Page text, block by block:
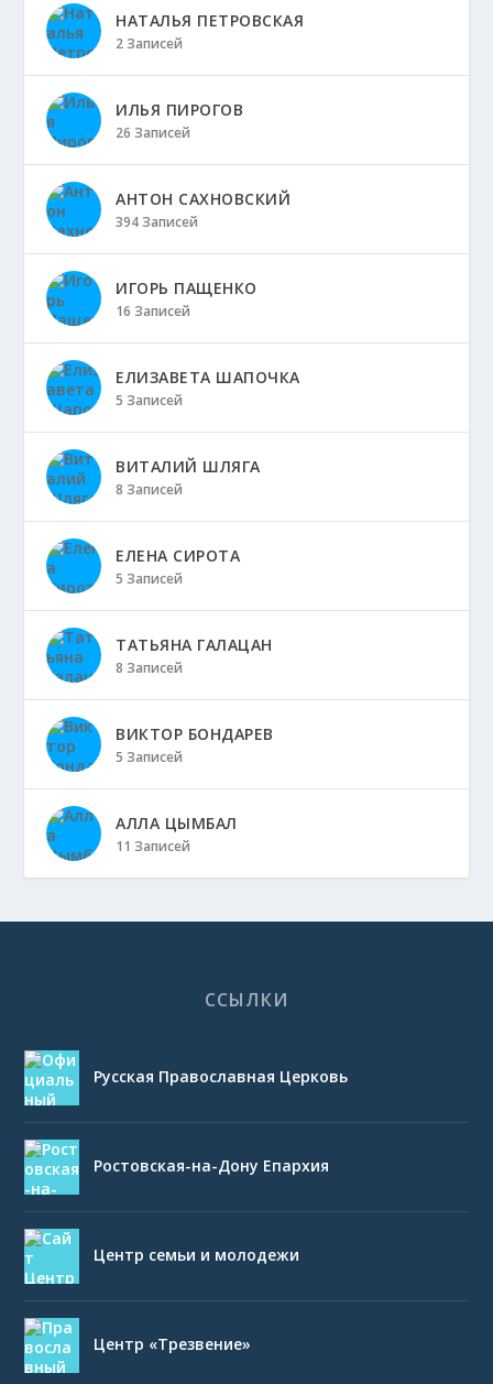
НАТАЛЬЯ ПЕТРОВСКАЯ
2 Записей
ИЛЬЯ ПИРОГОВ
26 Записей
АНТОН САХНОВСКИЙ
394 Записей
ИГОРЬ ПАЩЕНКО
16 Записей
ЕЛИЗАВЕТА ШАПОЧКА
5 Записей
ВИТАЛИЙ ШЛЯГА
8 Записей
ЕЛЕНА СИРОТА
5 Записей
ТАТЬЯНА ГАЛАЦАН
8 Записей
ВИКТОР БОНДАРЕВ
5 Записей
АЛЛА ЦЫМБАЛ
11 Записей
ССЫЛКИ
Русская Православная Церковь
Ростовская-на-Дону Епархия
Центр семьи и молодежи
Центр «Трезвение»